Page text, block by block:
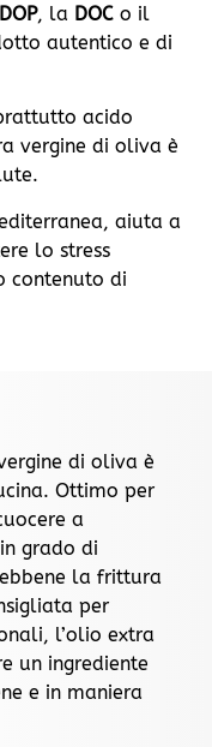
DOP, la DOC o il
autentico e di
acido
vergine di oliva è
aiuta a
lo stress
contenuto di
di oliva è
Ottimo per
a
grado di
la frittura
per
l’olio extra
un ingrediente
e in maniera